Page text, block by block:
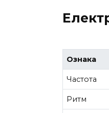
Ознака
Частота
Ритм